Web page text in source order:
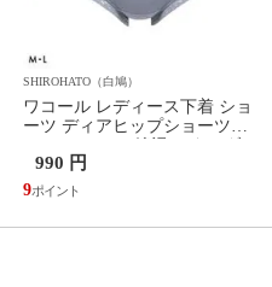
SHIROHATO（白鳩）
ワコール レディース下着 ショ
ーツ ディアヒップショーツ
ード ノーマルショーツ ML
Wacoal
990 円
9